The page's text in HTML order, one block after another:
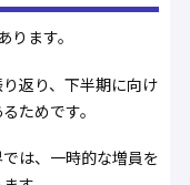
ます。
返り、下半期に向け
ためです。
は、一時的な増員を